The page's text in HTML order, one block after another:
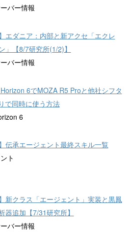
バー情報
エダニア：内部と新アクセ「エクレ
」【8/7研究所(1/2)】
バー情報
6でMOZA R5 Proと他社シフタ
で同時に使う方法
6
伝承エージェント最終スキル一覧
ト
新クラス「エージェント」実装と黒鳳
器追加【7/31研究所】
バー情報